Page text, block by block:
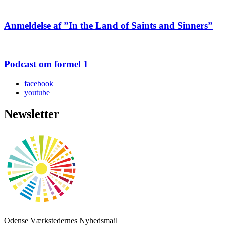
Anmeldelse af ”In the Land of Saints and Sinners”
Podcast om formel 1
facebook
youtube
Newsletter
Odense Værkstedernes Nyhedsmail